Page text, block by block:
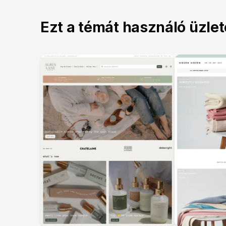
Ezt a témát használó